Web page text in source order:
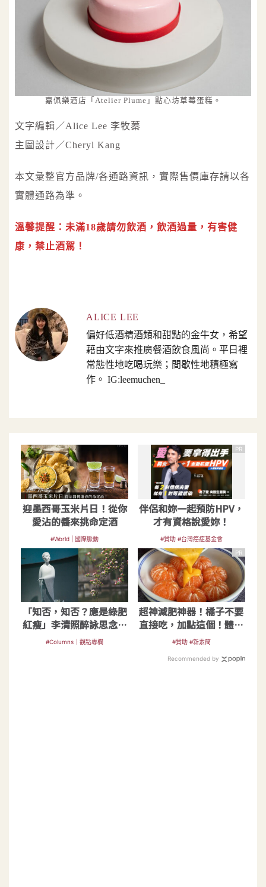
嘉佩樂酒店「Atelier Plume」點心坊草莓蛋糕。
文字編輯／Alice Lee 李牧蓁
主圖設計／Cheryl Kang
本文彙整官方品牌/各通路資訊，實際售價庫存請以各
實體通路為準。
溫馨提醒：未滿18歲請勿飲酒，飲酒過量，有害健
康，禁止酒駕！
ALICE LEE
偏好低酒精酒類和甜點的金牛女，希望
藉由文字來推廣餐酒飲食風尚。平日裡
常態性地吃喝玩樂；間歇性地積極寫
作。 IG:leemuchen_
迎墨西哥玉米片日！從你
愛沾的醬來挑命定酒
#World | 國際脈動
PR
伴侶和妳一起預防HPV，
才有資格說愛妳！
#贊助 #台灣癌症基金會
「知否，知否？應是綠肥
紅瘦」李清照醉詠思念傳
千年
#Columns｜觀點專欄
PR
超神減肥神器！橘子不要
直接吃，加點這個！體重
天天下降
#贊助 #新素簡
Recommended by